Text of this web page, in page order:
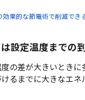
風量は基本的に自動
果的な節電術で削減でき
設定温度までの
の差が大きいとき
るまでに大きなエネ